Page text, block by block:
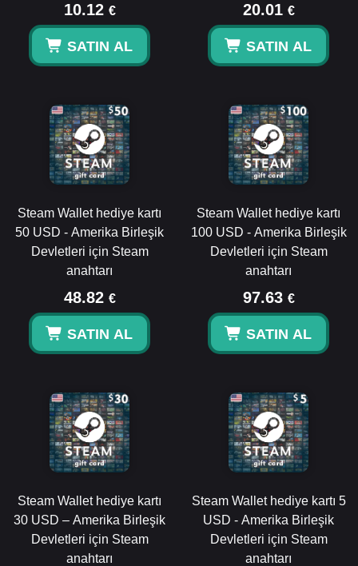
10.12 €
SATIN AL
20.01 €
SATIN AL
Steam Wallet hediye kartı
50 USD - Amerika Birleşik
Devletleri için Steam
anahtarı
48.82 €
SATIN AL
Steam Wallet hediye kartı
100 USD - Amerika Birleşik
Devletleri için Steam
anahtarı
97.63 €
SATIN AL
Steam Wallet hediye kartı
30 USD – Amerika Birleşik
Devletleri için Steam
anahtarı
Steam Wallet hediye kartı 5
USD - Amerika Birleşik
Devletleri için Steam
anahtarı